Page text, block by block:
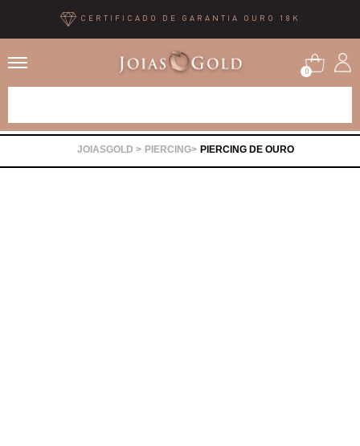
CERTIFICADO DE GARANTIA OURO 18K
0
PIERCING PIERCING DE OURO